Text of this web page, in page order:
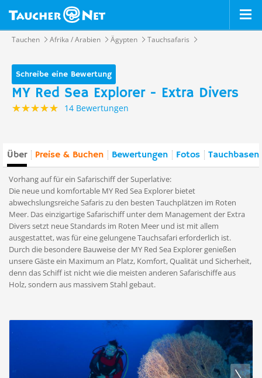
Tauchen Afrika / Arabien Ägypten Tauchsafaris
Schreibe eine Bewertung
MY Red Sea Explorer - Extra Divers
14 Bewertungen
Über Preise & Buchen Bewertungen Fotos
Vorhang auf für ein Safarischiff der Superlative:
Die neue und komfortable MY Red Sea Explorer bietet
abwechslungsreiche Safaris zu den besten Tauchplätzen im Roten
Meer. Das einzigartige Safarischiff unter dem Management der Extra
Divers setzt neue Standards im Roten Meer und ist mit allem
ausgestattet, was für eine gelungene Tauchsafari erforderlich ist.
Durch die besondere Bauweise der MY Red Sea Explorer genießen
unsere Gäste ein Maximum an Platz, Komfort, Qualität und Sicherheit,
denn das Schiff ist nicht wie die meisten anderen Safarischiffe aus
Holz, sondern aus massivem Stahl gebaut.